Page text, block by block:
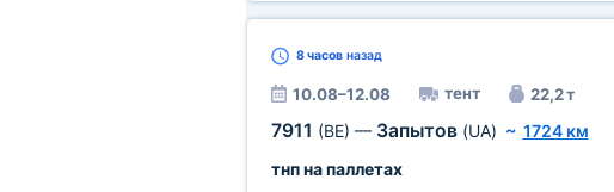
8 часовназад
10.08–12.08 тент 22,2 т
7911 (BE) — Запытов (UA) ~ 1724 км
тнп на паллетах